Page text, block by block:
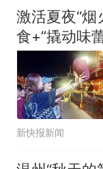
激活夏夜“烟
食+”撬动味
新快报新闻